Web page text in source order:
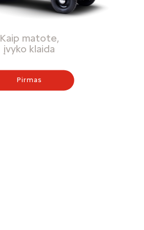
Kaip matote,
įvyko klaida
Pirmas